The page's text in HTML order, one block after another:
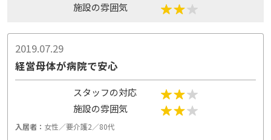
施設の雰囲気
2019.07.29
経営母体が病院で安心
スタッフの対応
施設の雰囲気
入居者： 女性／要介護2／80代